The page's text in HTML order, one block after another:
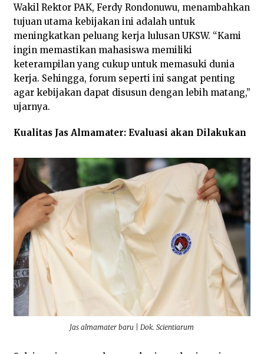
Wakil Rektor PAK, Ferdy Rondonuwu, menambahkan
tujuan utama kebijakan ini adalah untuk
meningkatkan peluang kerja lulusan UKSW. “Kami
ingin memastikan mahasiswa memiliki
keterampilan yang cukup untuk memasuki dunia
kerja. Sehingga, forum seperti ini sangat penting
agar kebijakan dapat disusun dengan lebih matang,”
ujarnya.
Kualitas Jas Almamater: Evaluasi akan Dilakukan
Jas almamater baru | Dok. Scientiarum